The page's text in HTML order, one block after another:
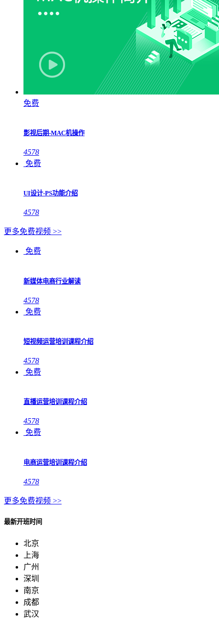
免费
影视后期-MAC机操作
4578
免费
UI设计-PS功能介绍
4578
更多免费视频 >>
免费
新媒体电商行业解读
4578
免费
短视频运营培训课程介绍
4578
免费
直播运营培训课程介绍
4578
免费
电商运营培训课程介绍
4578
更多免费视频 >>
最新开班时间
北京
上海
广州
深圳
南京
成都
武汉